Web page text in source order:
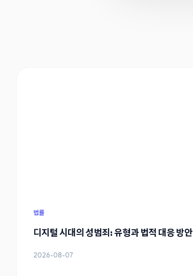
법률
디지털 시대의 성범죄: 유형과 법적 대응 방안
2026-08-07